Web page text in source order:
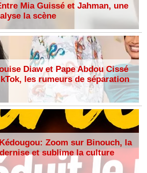
Mia Guissé et Jahman, une
la scène
Diaw et Pape Abdou Cissé
les rumeurs de séparation
Zoom sur Binouch, la
et sublime la culture